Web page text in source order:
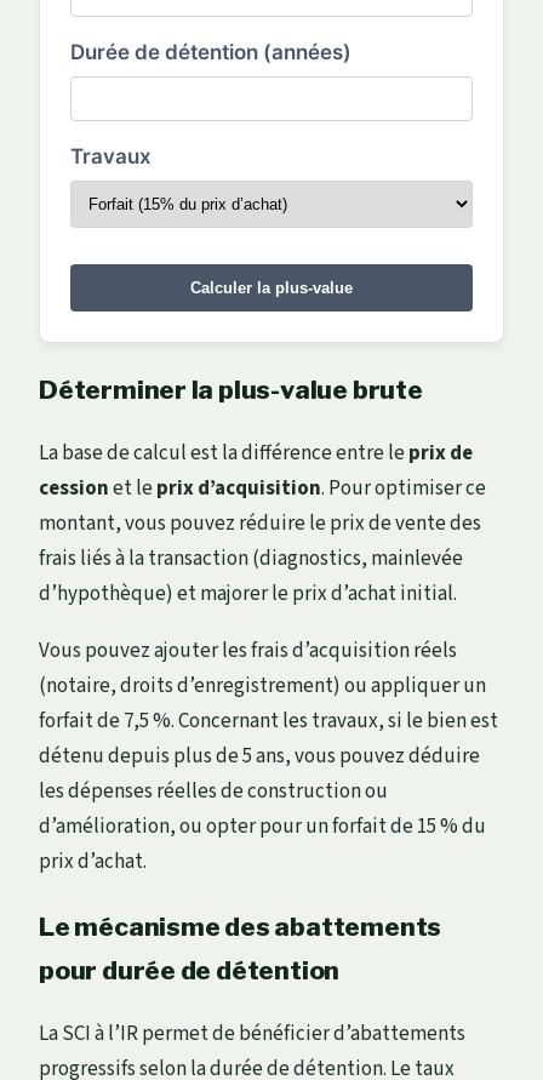
Durée de détention (années)
Travaux
Calculer la plus-value
Déterminer la plus-value brute
La base de calcul est la différence entre leprix de
cessionet leprix d’acquisition. Pour optimiser ce
montant, vous pouvez réduire le prix de vente des
frais liés à la transaction (diagnostics, mainlevée
d’hypothèque) et majorer le prix d’achat initial.
Vous pouvez ajouter les frais d’acquisition réels
(notaire, droits d’enregistrement) ou appliquer un
forfait de 7,5 %. Concernant les travaux, si le bien est
détenu depuis plus de 5 ans, vous pouvez déduire
les dépenses réelles de construction ou
d’amélioration, ou opter pour un forfait de 15 % du
prix d’achat.
Le mécanisme des abattements
pour durée de détention
La SCI à l’IR permet de bénéficier d’abattements
progressifs selon la durée de détention. Le taux